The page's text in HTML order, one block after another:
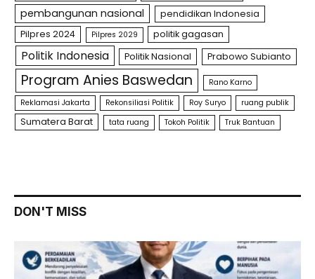
pembangunan nasional
pendidikan Indonesia
Pilpres 2024
Pilpres 2029 politik gagasan
Politik Indonesia Politik Nasional Prabowo Subianto
Program Anies Baswedan
Rano Karno
Reklamasi Jakarta
Rekonsiliasi Politik Roy Suryo ruang publik
Sumatera Barat tata ruang Tokoh Politik Truk Bantuan
DON'T MISS